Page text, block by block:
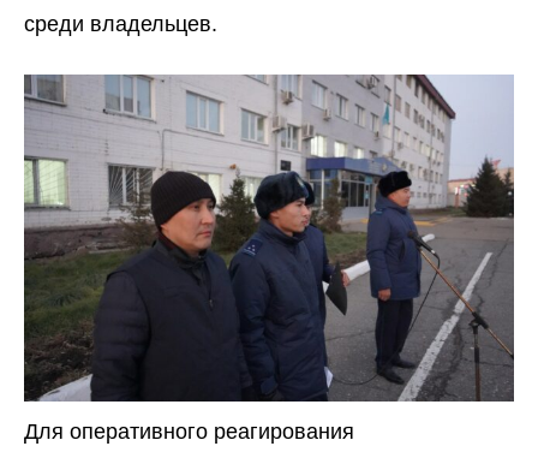
среди владельцев.
Для оперативного реагирования